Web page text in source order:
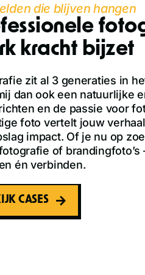
die blijven hangen
kracht bijzet
zit al 3 generaties in
dan ook een natuurlijke
en de passie voor
foto vertelt jouw
impact. Of je nu op
of brandingfoto’s
én verbinden.
CASES